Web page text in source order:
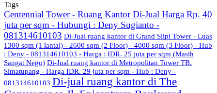
Tags
Centennial Tower - Ruang Kantor Di-Jual Harga Rp. 40
juta per sqm - Hubungi : Deny Sugianto -
081314610103 Di-Jual ruang kantor di Grand Slipi Tower - Luas
1300 sqm (1 lantai) - 2600 sqm (2 Floor) - 4000 sqm (3 Floor) - Hub
: Deny - 081314610103 - Harga : IDR. 25 juta per sqm (Masih
Sangat Nego) Di-Jual ruang kantor di Metropolitan Tower TB.
Simatupang - Harga IDR. 29 juta per sqm - Hub : Deny -
081314610103 Di-jual ruang kantor di The